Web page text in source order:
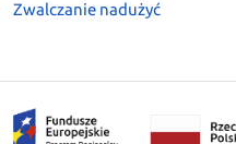
Zwalczanie nadużyć